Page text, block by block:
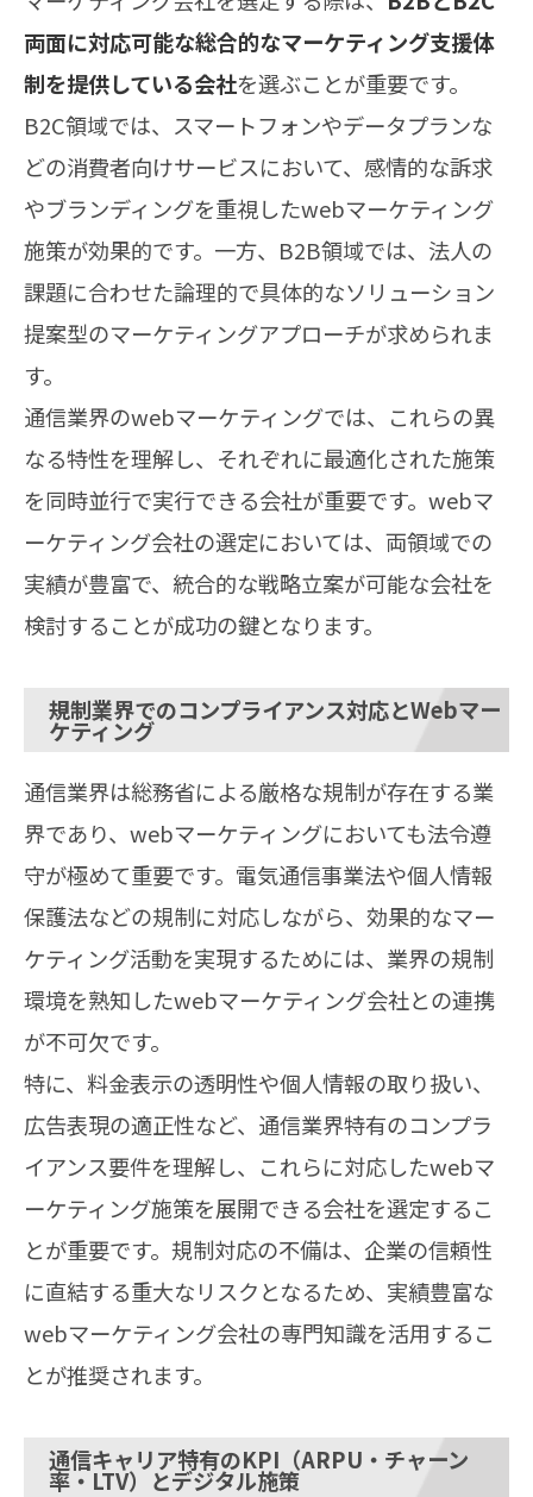
両面に対応可能な総合的なマーケティング支援体
制を提供している会社を選ぶことが重要です。
B2C領域では、スマートフォンやデータプランな
どの消費者向けサービスにおいて、感情的な訴求
やブランディングを重視したwebマーケティング
施策が効果的です。一方、B2B領域では、法人の
課題に合わせた論理的で具体的なソリューション
提案型のマーケティングアプローチが求められま
す。
通信業界のwebマーケティングでは、これらの異
なる特性を理解し、それぞれに最適化された施策
を同時並行で実行できる会社が重要です。webマ
ーケティング会社の選定においては、両領域での
実績が豊富で、統合的な戦略立案が可能な会社を
検討することが成功の鍵となります。
規制業界でのコンプライアンス対応とWebマー
ケティング
通信業界は総務省による厳格な規制が存在する業
界であり、webマーケティングにおいても法令遵
守が極めて重要です。電気通信事業法や個人情報
保護法などの規制に対応しながら、効果的なマー
ケティング活動を実現するためには、業界の規制
環境を熟知したwebマーケティング会社との連携
が不可欠です。
特に、料金表示の透明性や個人情報の取り扱い、
広告表現の適正性など、通信業界特有のコンプラ
イアンス要件を理解し、これらに対応したwebマ
ーケティング施策を展開できる会社を選定するこ
とが重要です。規制対応の不備は、企業の信頼性
に直結する重大なリスクとなるため、実績豊富な
webマーケティング会社の専門知識を活用するこ
とが推奨されます。
通信キャリア特有のKPI（ARPU・チャーン
率・LTV）とデジタル施策